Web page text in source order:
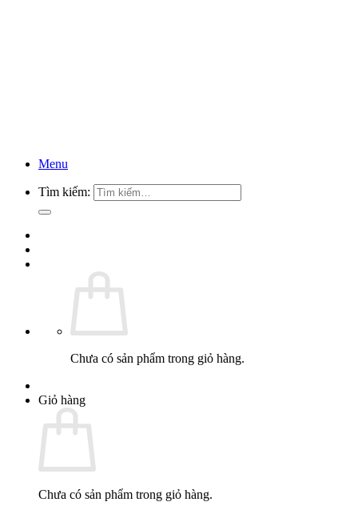
Menu
Tìm kiếm:
Chưa có sản phẩm trong giỏ hàng.
Giỏ hàng
Chưa có sản phẩm trong giỏ hàng.